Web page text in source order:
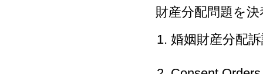
財産分配問題を
婚姻財産分配